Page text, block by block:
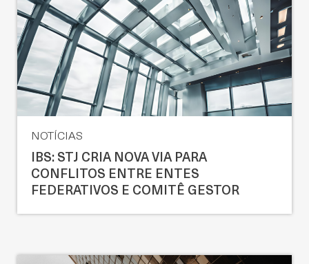
NOTÍCIAS
IBS: STJ CRIA NOVA VIA PARA
CONFLITOS ENTRE ENTES
FEDERATIVOS E COMITÊ GESTOR